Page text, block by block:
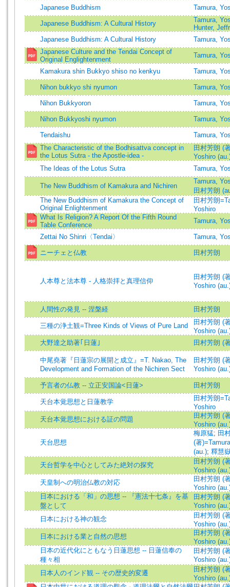
Japanese Buddhism
Tamura,
Japanese Buddhism: A Cultural History
Tamura,
Hunter,
Japanese Buddhism: A Cultural History
Tamura,
Japanese Culture and the Tendai Concept of
Original Englightenment
Tamura,
Kamakura shin Bukkyo shiso no kenkyu Tamura,
Nihon bukkyo shi nyumon Tamura,
Nihon Bukkyoron Tamura,
Nihon Bukkyoshi nyumon Tamura,
Tendaishu
Tamura,
The Characteristic of the Bodhisattva concept in
the Lotus Sutra - the Apostle-idea -
田村芳朗 (
Yoshiro
The Ideas of the Lotus Sutra
Tamura,
The New Buddhism of Kamakura and Nichiren
Tamura,
田村芳朗
The New Buddhism of Kamakura the Concept of
Original Enlightenment
田村芳朗
Yoshiro
What Is Religion? A Report Of the Fifth Round
Table Conference
Tamura,
Zettai No Shinri〈Tendai〉 Tamura,
ニーチェと仏教 田村芳朗
人本尊と法本尊 - 人格崇拝と真理信仰
田村芳朗 (
Yoshiro
人間性の発見 -- 涅槃経 田村芳朗
三種の浄土観=Three Kinds of Views of Pure Land
田村芳朗 (
Yoshiro
大野達之助著｢日蓮｣
田村芳朗 (
中尾堯著『日蓮宗の展開と成立』=T. Nakao, The
Development and Formation of the Nichiren Sect
田村芳朗 (
Yoshiro
予言者の仏教 -- 立正安国論<日蓮> 田村芳朗
天台本覚思想と日蓮教学
田村芳朗
Yoshiro
天台本覚思想における証の問題
田村芳朗 (
Yoshiro
天台思想
梅原猛; 田
(著
(au.); 釋慧
天台哲学を中心としてみた絶対の探究
田村芳朗 (
Yoshiro
天皇制への明治仏教の対応
田村芳朗 (
Yoshiro
日本における「和」の思想 -- 『憲法十七条』を基
盤として
田村芳朗 (
Yoshiro
日本における神の観念
田村芳朗 (
Yoshiro
日本における業と自然の思想
田村芳朗 (
Yoshiro
日本の近代化にともなう日蓮思想 -- 日蓮信奉の
種々相
田村芳朗 (
Yoshiro
日本人のインド観 -- その歴史的変遷
田村芳朗 (
Yoshiro